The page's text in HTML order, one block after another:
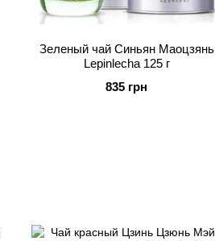
Зеленый чай Синьян Маоцзянь
Lepinlecha 125 г
835 грн